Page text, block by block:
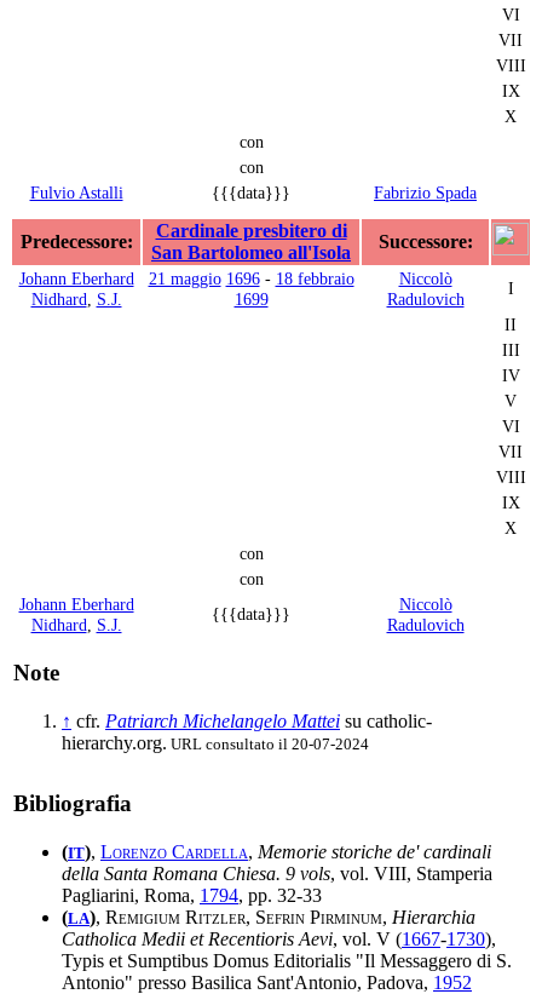
VI
VII
VIII
IX
X
con
con
Fulvio Astalli
{{{data}}} Fabrizio Spada
Predecessore:
Cardinale presbitero di
San Bartolomeo all'Isola
Successore:
Johann Eberhard
Nidhard
S.J.
21 maggio 1696- 18 febbraio
1699
Niccolò
Radulovich
I
II
III
IV
V
VI
VII
VIII
IX
X
con
con
Johann Eberhard
Nidhard
S.J.
{{{data}}}
Niccolò
Radulovich
Note
↑ cfr. Patriarch Michelangelo Mattei su catholic-
hierarchy.org. URL consultato il 20-07-2024
Bibliografia
(IT), Lorenzo Cardella, Memorie storiche de' cardinali
della Santa Romana Chiesa. 9 vols, vol. VIII, Stamperia
Pagliarini, Roma, 1794, pp. 32-33
(LA), Remigium Ritzler, Sefrin Pirminum, Hierarchia
Catholica Medii et Recentioris Aevi, vol. V (1667-1730),
Typis et Sumptibus Domus Editorialis "Il Messaggero di S.
Antonio" presso Basilica Sant'Antonio, Padova, 1952